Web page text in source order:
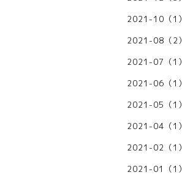
2021-10（1）
2021-08（2）
2021-07（1）
2021-06（1）
2021-05（1）
2021-04（1）
2021-02（1）
2021-01（1）